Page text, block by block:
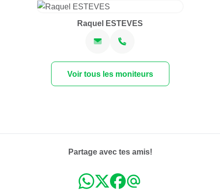
Raquel ESTEVES
Voir tous les moniteurs
Partage avec tes amis!